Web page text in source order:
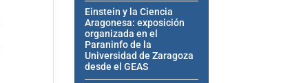
Einstein y la Ciencia
Aragonesa: exposición
organizada en el
Paraninfo de la
Universidad de Zaragoza
desde el GEAS